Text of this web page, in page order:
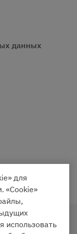
данных
для
«Cookie»
использовать